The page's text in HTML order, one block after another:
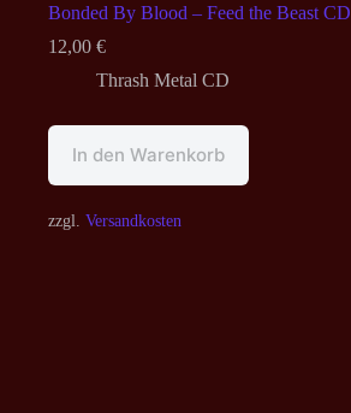
Bonded By Blood – Feed the Beast CD
12,00 €
Thrash Metal CD
In den Warenkorb
zzgl. Versandkosten